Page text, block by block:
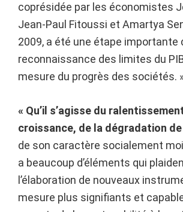
coprésidée par les économistes
Jean-Paul Fitoussi et Amartya
2009, a été une étape importante
reconnaissance des limites du
mesure du progrès des sociétés.
« Qu’il s’agisse du
croissance, de la dégradation
de son caractère socialement
a beaucoup d’éléments qui
l’élaboration de nouveaux
mesure plus signifiants et